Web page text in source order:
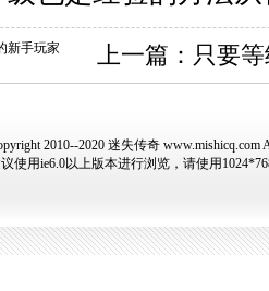
新手玩家 上一篇： 只要
2010--2020 迷失传奇 www.mishicq.com
使用ie6.0以上版本进行浏览，请使用